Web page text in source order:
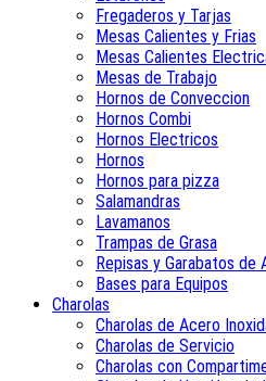
Fregaderos y Tarjas
Mesas Calientes y Frias
Mesas Calientes
Mesas de Trabajo
Hornos de Conveccion
Hornos Combi
Hornos Electricos
Hornos
Hornos para pizza
Salamandras
Lavamanos
Trampas de Grasa
Repisas y Garabatos de
Bases para Equipos
Charolas
Charolas de Acero
Charolas de Servicio
Charolas con